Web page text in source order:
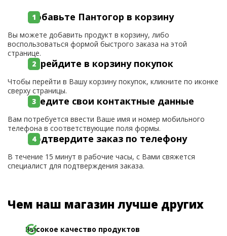
Добавьте Пантогор в корзину
Вы можете добавить продукт в корзину, либо
воспользоваться формой быстрого заказа на этой
странице.
Перейдите в корзину покупок
Чтобы перейти в Вашу корзину покупок, кликните по иконке
сверху страницы.
Введите свои контактные данные
Вам потребуется ввести Ваше имя и номер мобильного
телефона в соответствующие поля формы.
Подтвердите заказ по телефону
В течение 15 минут в рабочие часы, с Вами свяжется
специалист для подтверждения заказа.
Чем наш магазин лучше других
Высокое качество продуктов